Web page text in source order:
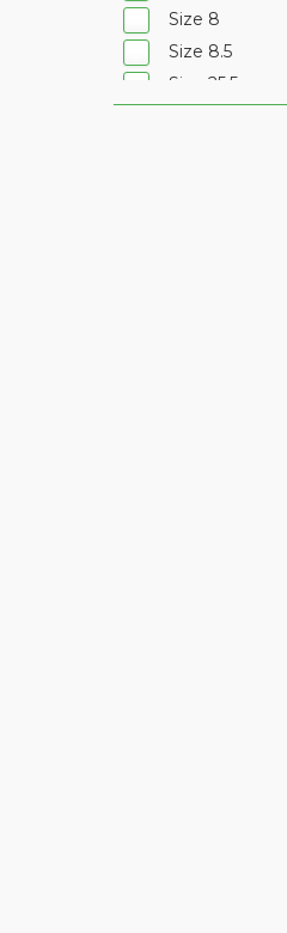
Size 8
Size 8.5
Size 25.5